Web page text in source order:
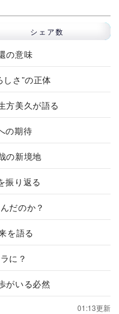
シェア数
の意味
しさ”の正体
方美久が語る
の期待
の新境地
振り返る
んだのか？
を語る
に？
がいる必然
01:13更新